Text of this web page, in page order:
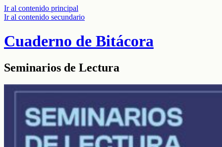
Ir al contenido principal
Ir al contenido secundario
Cuaderno de Bitácora
Seminarios de Lectura